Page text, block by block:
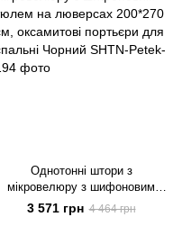
Однотонні штори з
мікровелюру з шифоновим
тюлем на люверсах 200*270
см, оксамитові портьєри для
3 571 грн 4 464 грн